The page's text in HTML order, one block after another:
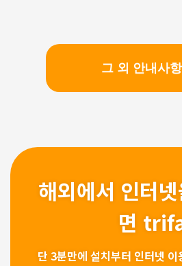
그 외 안내사항
해외에서 인터
면
단 3분만에 설치부터 인터넷